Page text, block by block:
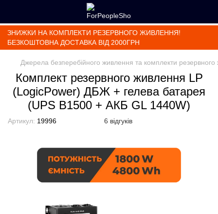
ЗНИЖКИ НА КОМПЛЕКТИ РЕЗЕРВНОГО ЖИВЛЕННЯ!
БЕЗКОШТОВНА ДОСТАВКА ВІД 2000ГРН
Джерела безперебійного живлення та комплекти
Комплект резервного живлення LP
(LogicPower) ДБЖ + гелева батарея
(UPS B1500 + АКБ GL 1440W)
Артикул: 19996 6 відгуків